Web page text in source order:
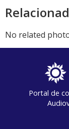
No related
Portal de